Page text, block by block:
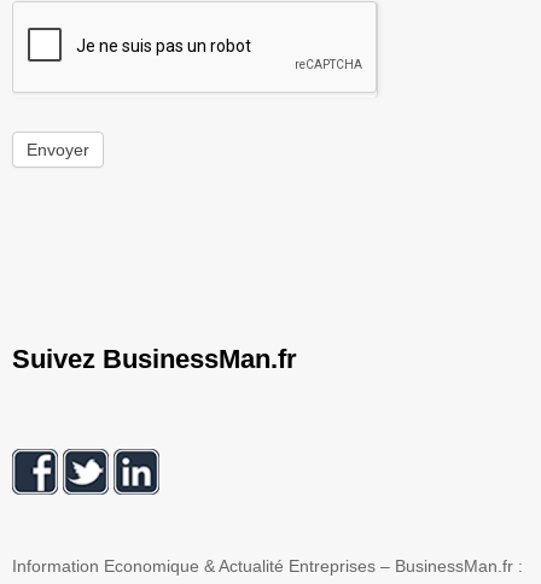
Envoyer
Suivez BusinessMan.fr
Information Economique & Actualité Entreprises – BusinessMan.fr :